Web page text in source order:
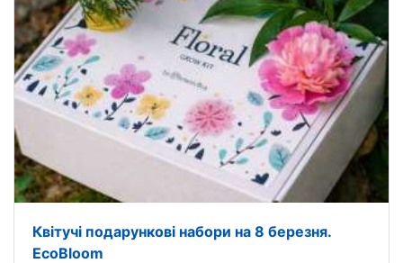
Квітучі подарункові набори на 8 березня.
EcoBloom